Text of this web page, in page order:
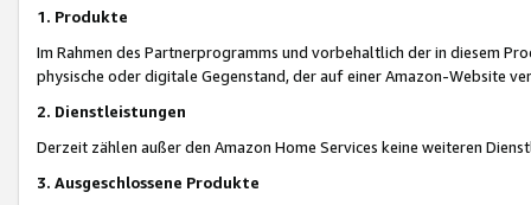
1. Produkte
Im Rahmen des Partnerprogramms und vorbehaltlich der in diesem
physische oder digitale Gegenstand, der auf einer Amazon-Website
2. Dienstleistungen
Derzeit zählen außer den Amazon Home Services keine weiteren
3. Ausgeschlossene Produkte